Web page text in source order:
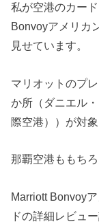
私が空港のカー
Bonvoyアメリカ
見せています。
マリオットのプ
か所（ダニエル
際空港））が対
那覇空港ももち
Marriott Bonvoy
ドの詳細レビュ